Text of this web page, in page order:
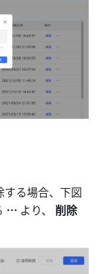
する場合、下図
… より、
削除